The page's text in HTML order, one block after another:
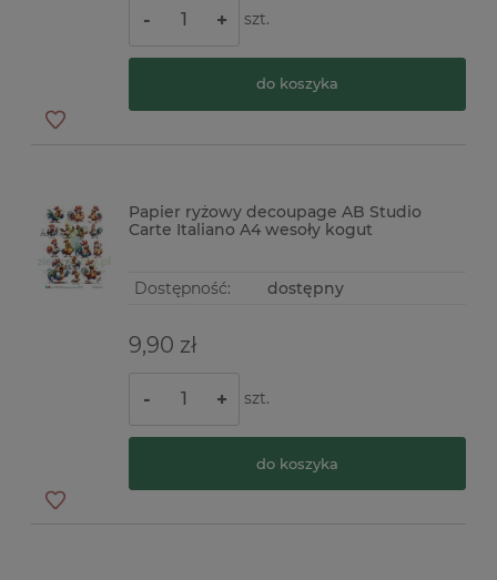
- + szt.
do koszyka
Papier ryżowy decoupage AB Studio
Carte Italiano A4 wesoły kogut
Dostępność: dostępny
9,90 zł
- + szt.
do koszyka